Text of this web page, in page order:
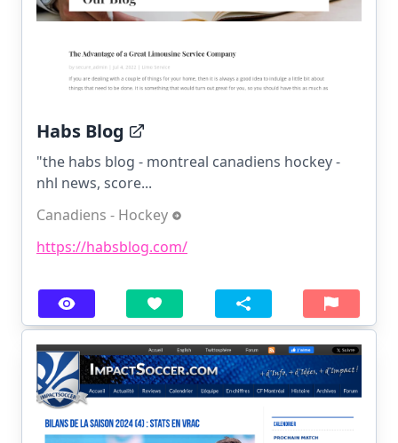
Habs Blog
"the habs blog - montreal canadiens hockey -
nhl news, score...
Canadiens - Hockey
https://habsblog.com/